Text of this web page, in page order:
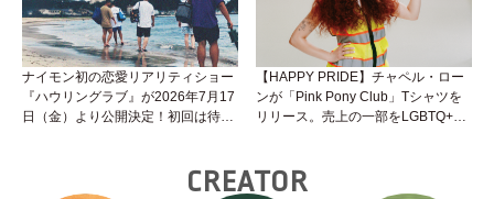
ナイモン初の恋愛リアリティショー
『ハウリングラブ』が2026年7月17
日（金）より公開決定！初回は待望
【HAPPY PRIDE】チャペル・ロー
ンが「Pink Pony Club」Tシャツを
リリース。売上の一部をLGBTQ+＆
CREATOR